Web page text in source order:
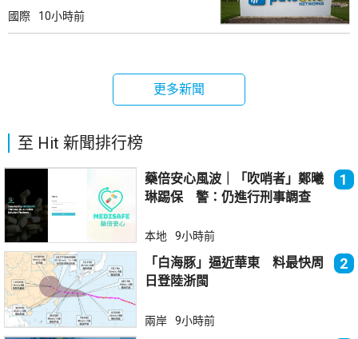
國際 10小時前
更多新聞
至 Hit 新聞排行榜
藥倍安心風波｜「吹哨者」鄭曦
琳踢保 警：仍進行刑事調查
1
本地 9小時前
「白海豚」逼近華東 料最快周
日登陸浙閩
2
兩岸 9小時前